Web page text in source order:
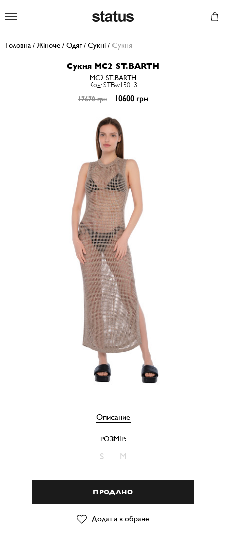
Головна / Жіноче / Одяг/ Сукні / Сукня
Сукня MC2 ST.BARTH
MC2 ST.BARTH
Код: STBw15013
17670 грн 10600 грн
Описание
РОЗМІР:
S M
ПРОДАНО
Додати в обране